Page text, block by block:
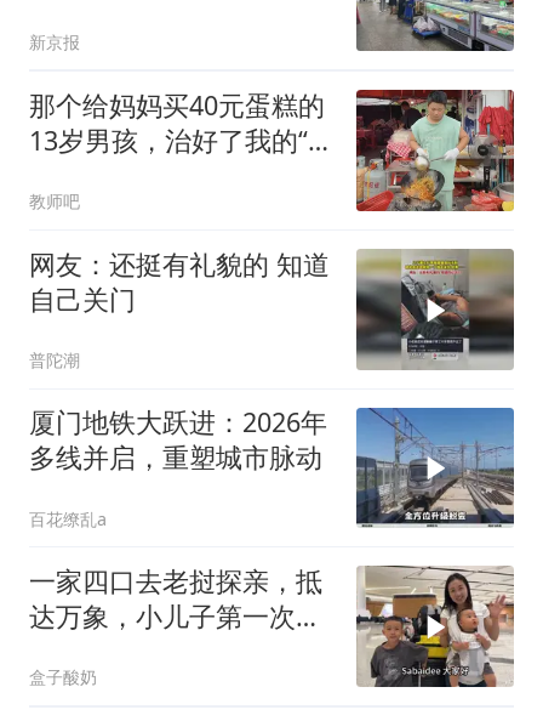
新京报
那个给妈妈买40元蛋糕的
13岁男孩，治好了我的“精
教师吧
网友：还挺有礼貌的 知道
自己关门
普陀潮
厦门地铁大跃进：2026年
多线并启，重塑城市脉动
百花缭乱a
一家四口去老挝探亲，抵
达万象，小儿子第一次坐
盒子酸奶